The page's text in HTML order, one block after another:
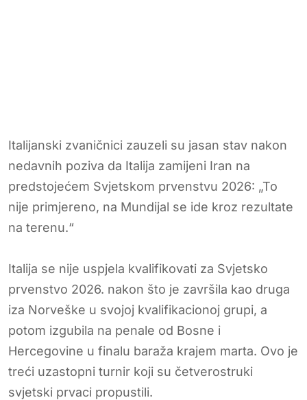
Italijanski zvaničnici zauzeli su jasan stav nakon
nedavnih poziva da Italija zamijeni Iran na
predstojećem Svjetskom prvenstvu 2026: „To
nije primjereno, na Mundijal se ide kroz rezultate
na terenu.“
Italija se nije uspjela kvalifikovati za Svjetsko
prvenstvo 2026. nakon što je završila kao druga
iza Norveške u svojoj kvalifikacionoj grupi, a
potom izgubila na penale od Bosne i
Hercegovine u finalu baraža krajem marta. Ovo je
treći uzastopni turnir koji su četverostruki
svjetski prvaci propustili.